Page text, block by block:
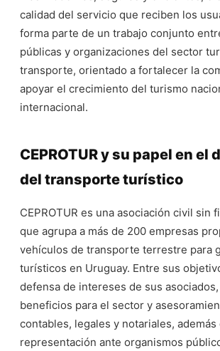
calidad del servicio que reciben los
forma parte de un trabajo conjunto
públicas y organizaciones del sector
transporte, orientado a fortalecer la
apoyar el crecimiento del turismo
internacional.
CEPROTUR y su papel en el
del transporte turístico
CEPROTUR es una asociación civil sin
que agrupa a más de 200 empresas
vehículos de transporte terrestre para
turísticos en Uruguay. Entre sus
defensa de intereses de sus
beneficios para el sector y
contables, legales y notariales, además
representación ante organismos